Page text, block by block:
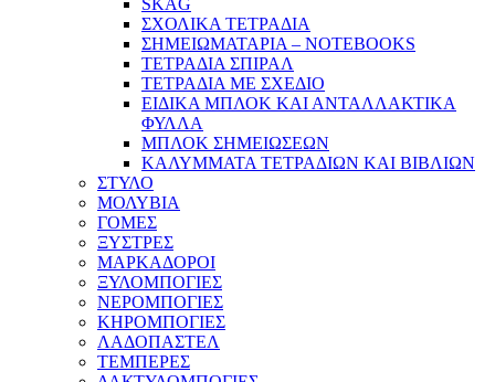
SKAG
ΣΧΟΛΙΚΑ ΤΕΤΡΑΔΙΑ
ΣΗΜΕΙΩΜΑΤΑΡΙΑ – NOTEBOOKS
ΤΕΤΡΑΔΙΑ ΣΠΙΡΑΛ
ΤΕΤΡΑΔΙΑ ΜΕ ΣΧΕΔΙΟ
ΕΙΔΙΚΑ ΜΠΛΟΚ ΚΑΙ ΑΝΤΑΛΛΑΚΤΙΚΑ
ΦΥΛΛΑ
ΜΠΛΟΚ ΣΗΜΕΙΩΣΕΩΝ
ΚΑΛΥΜΜΑΤΑ ΤΕΤΡΑΔΙΩΝ ΚΑΙ ΒΙΒΛΙΩΝ
ΣΤΥΛΟ
ΜΟΛΥΒΙΑ
ΓΟΜΕΣ
ΞΥΣΤΡΕΣ
ΜΑΡΚΑΔΟΡΟΙ
ΞΥΛΟΜΠΟΓΙΕΣ
ΝΕΡΟΜΠΟΓΙΕΣ
ΚΗΡΟΜΠΟΓΙΕΣ
ΛΑΔΟΠΑΣΤΕΛ
ΤΕΜΠΕΡΕΣ